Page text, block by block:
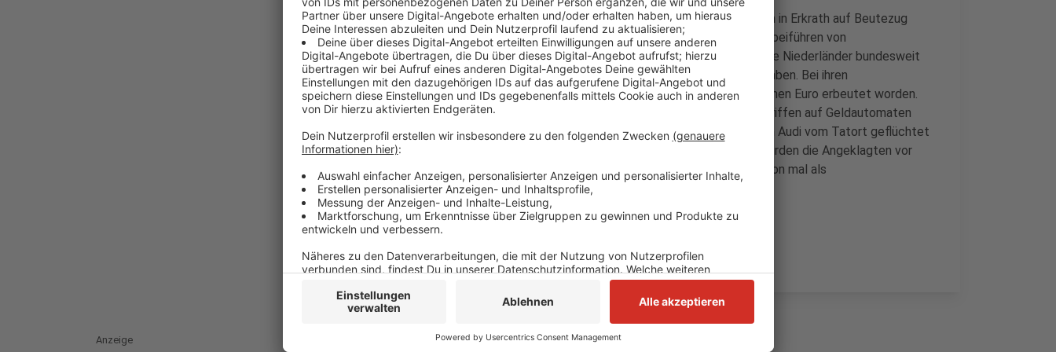
Die Niederländer zwischen 31 und 40 Jahren sollen unter anderem in Erkrath auf Beutezug
gegangen sein. Ihnen wird schwerer Bandendiebstahl und das Herbeiführen von
Spengstoffexplosionen vorgeworfen. Insgesamt 18 Mal sollen die Niederländer bundesweit
zwischen Mai 2022 und Juni vergangenen Jahres zugeschlagen haben. Bei ihren
Sprengattacken auf Automaten seien laut Anklage rund 1,7 Millionen Euro erbeutet worden.
Ihre Masche soll dabei immer gleich gewesen sein: Nach den Angriffen auf Geldautomaten
sollen die Beschuldigten mit überhöhter Geschwindigkeit in einem Audi vom Tatort geflüchtet
sein. Nach der Tat in Erkrath sogar mit über 300 km/h. Gefasst wurden die Angeklagten vor
über einem Jahr in Südholland. Einer der Beschuldigten wurde schon mal als
Automatensprenger zu mehreren Jahren Haft verurteilt.
Anzeige
Anzeige